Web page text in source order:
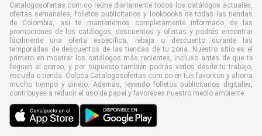
Catalogosofertas.com.co reúne diariamente todos los catálogos actuales,
ofertas semanales, folletos publicitarios y lookbooks de todas las tiendas
de Colombia, así te mantenemos completamente informado de las
promociones de los catálogos, descuentos y ofertas y podrás encontrar
fácilmente una oferta específica, rebaja o descuento durante las
temporadas de descuentos de las tiendas de tu zona. Nuestro sitio es el
primero en mostrar los catálogos más recientes, incluso antes de que te
lleguen al correo, y por supuesto también podrás verlos desde tu trabajo,
escuela o tienda. Coloca Catalogosofertas.com.co en tus favoritos y ahorra
mucho tiempo y dinero. Además, leyendo folletos publicitarios digitales,
contribuyes a reducir el uso de papel y favoreces nuestro medio ambiente.